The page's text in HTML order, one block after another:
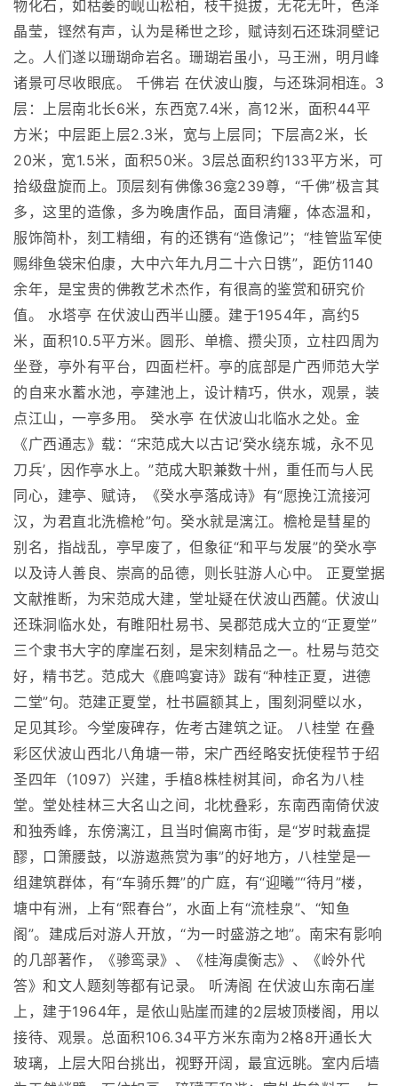
物化石，如枯萎的岘山松柏，枝干挺拔，无花无叶，色泽
晶莹，铿然有声，认为是稀世之珍，赋诗刻石还珠洞壁记
之。人们遂以珊瑚命岩名。珊瑚岩虽小，马王洲，明月峰
诸景可尽收眼底。 千佛岩 在伏波山腹，与还珠洞相连。3
层：上层南北长6米，东西宽7.4米，高12米，面积44平
方米；中层距上层2.3米，宽与上层同；下层高2米，长
20米，宽1.5米，面积50米。3层总面积约133平方米，可
拾级盘旋而上。顶层刻有佛像36龛239尊，“千佛”极言其
多，这里的造像，多为晚唐作品，面目清癯，体态温和，
服饰简朴，刻工精细，有的还镌有“造像记”；“桂管监军使
赐绯鱼袋宋伯康，大中六年九月二十六日镌”，距仿1140
余年，是宝贵的佛教艺术杰作，有很高的鉴赏和研究价
值。 水塔亭 在伏波山西半山腰。建于1954年，高约5
米，面积10.5平方米。圆形、单檐、攒尖顶，立柱四周为
坐登，亭外有平台，四面栏杆。亭的底部是广西师范大学
的自来水蓄水池，亭建池上，设计精巧，供水，观景，装
点江山，一亭多用。 癸水亭 在伏波山北临水之处。金
《广西通志》载：“宋范成大以古记‘癸水绕东城，永不见
刀兵’，因作亭水上。”范成大职兼数十州，重任而与人民
同心，建亭、赋诗，《癸水亭落成诗》有“愿挽江流接河
汉，为君直北洗檐枪”句。癸水就是漓江。檐枪是彗星的
别名，指战乱，亭早废了，但象征“和平与发展”的癸水亭
以及诗人善良、崇高的品德，则长驻游人心中。 正夏堂据
文献推断，为宋范成大建，堂址疑在伏波山西麓。伏波山
还珠洞临水处，有睢阳杜易书、吴郡范成大立的“正夏堂”
三个隶书大字的摩崖石刻，是宋刻精品之一。杜易与范交
好，精书艺。范成大《鹿鸣宴诗》跋有“种桂正夏，进德
二堂”句。范建正夏堂，杜书匾额其上，围刻洞壁以水，
足见其珍。今堂废碑存，佐考古建筑之证。 八桂堂 在叠
彩区伏波山西北八角塘一带，宋广西经略安抚使程节于绍
圣四年（1097）兴建，手植8株桂树其间，命名为八桂
堂。堂处桂林三大名山之间，北枕叠彩，东南西南倚伏波
和独秀峰，东傍漓江，且当时偏离市街，是“岁时栽盍提
醪，口箫腰鼓，以游遨燕赏为事”的好地方，八桂堂是一
组建筑群体，有“车骑乐舞”的广庭，有“迎曦”“待月”楼，
塘中有洲，上有“熙春台”，水面上有“流桂泉”、“知鱼
阁”。建成后对游人开放，“为一时盛游之地”。南宋有影响
的几部著作，《骖鸾录》、《桂海虞衡志》、《岭外代
答》和文人题刻等都有记录。 听涛阁 在伏波山东南石崖
上，建于1964年，是依山贴崖而建的2层坡顶楼阁，用以
接待、观景。总面积106.34平方米东南为2格8开通长大
玻璃，上层大阳台挑出，视野开阔，最宜远眺。室内后墙